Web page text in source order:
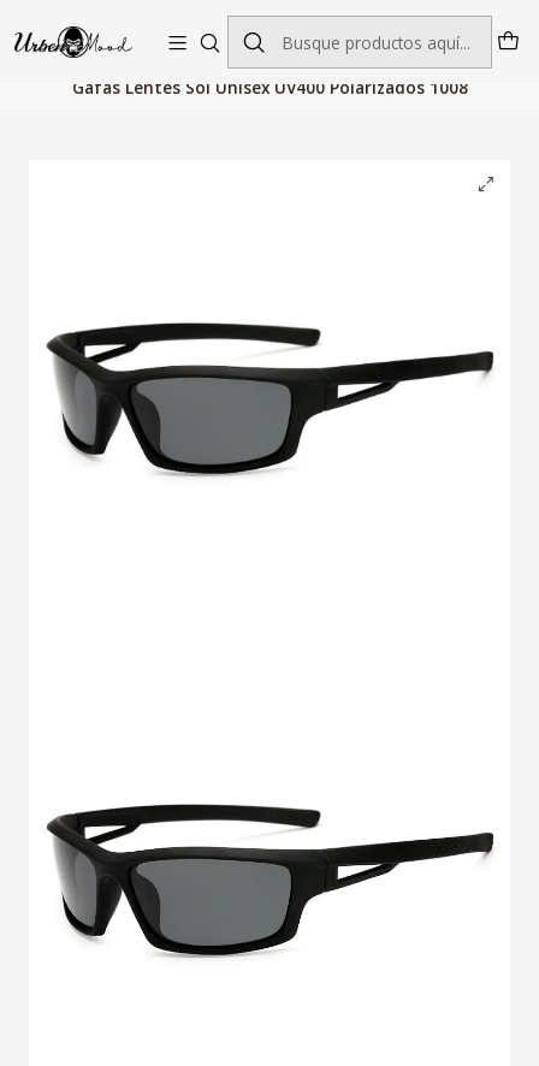
Envío GRATIS desde $60.000 | Entregas rápidas 1–5 días hábiles
Accesorios de Moda Gafas Unisex
Gafas Lentes Sol Unisex UV400 Polarizados 1008